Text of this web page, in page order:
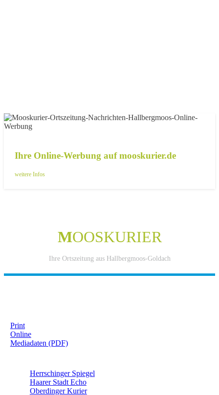
Ihre Online-Werbung auf mooskurier.de
weitere Infos
MOOSKURIER
Ihre Ortszeitung aus Hallbergmoos-Goldach
Print
Online
Mediadaten (PDF)
Herrschinger Spiegel
Haarer Stadt Echo
Oberdinger Kurier